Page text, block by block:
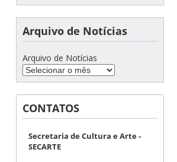
Arquivo de Notícias
Arquivo de Notícias
CONTATOS
Secretaria de Cultura e Arte -
SECARTE